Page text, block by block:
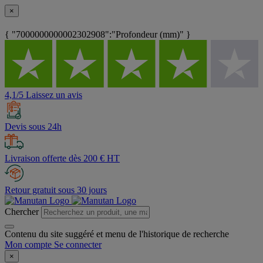
×
{ "7000000000002302908":"Profondeur (mm)" }
4,1/5 Laissez un avis
Devis sous 24h
Livraison offerte dès 200 € HT
Retour gratuit sous 30 jours
Chercher
Contenu du site suggéré et menu de l'historique de recherche
Mon compte Se connecter
×